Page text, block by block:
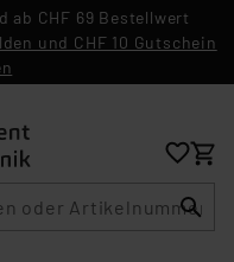
ab CHF 69 Bestellwert
und CHF 10 Gutschein